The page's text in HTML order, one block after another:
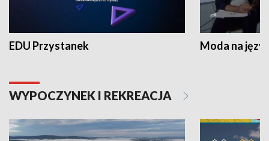
EDU Przystanek Moda na
WYPOCZYNEK I REKREACJA